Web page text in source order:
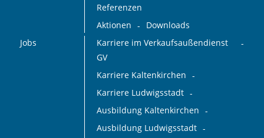
Referenzen
Aktionen
Downloads
Jobs
Karriere im Verkaufsaußendienst
GV
Karriere Kaltenkirchen
Karriere Ludwigsstadt
Ausbildung Kaltenkirchen
Ausbildung Ludwigsstadt